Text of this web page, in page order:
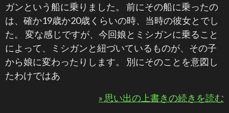
ガンという船に乗りました。 前にその船に乗ったの
は、確か19歳か20歳くらいの時、当時の彼女とでし
た。 変な感じですが、今回娘とミシガンに乗ること
によって、ミシガンと紐づいているものが、その子
から娘に変わったりします。 別にそのことを意図し
たわけではあ
» 思い出の上書きの続きを読む